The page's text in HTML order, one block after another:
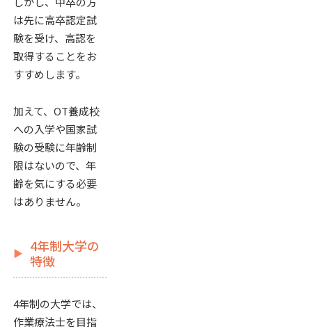
は先に高卒認定試
験を受け、高認を
取得することをお
すすめします。
加えて、OT養成校
への入学や国家試
験の受験に年齢制
限はないので、年
齢を気にする必要
はありません。
4年制大学の
特徴
4年制の大学では、
作業療法士を目指